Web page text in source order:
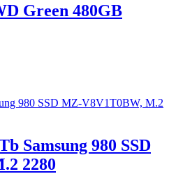
Green 480GB
Samsung 980 SSD
2280